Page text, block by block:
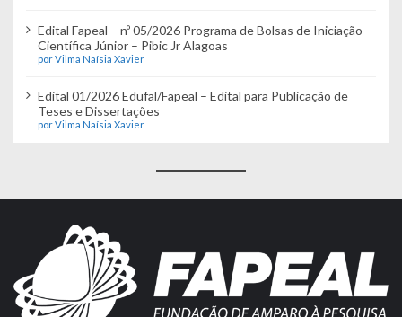
Edital Fapeal – nº 05/2026 Programa de Bolsas de Iniciação
Científica Júnior – Pibic Jr Alagoas
por Vilma Naísia Xavier
Edital 01/2026 Edufal/Fapeal – Edital para Publicação de
Teses e Dissertações
por Vilma Naísia Xavier